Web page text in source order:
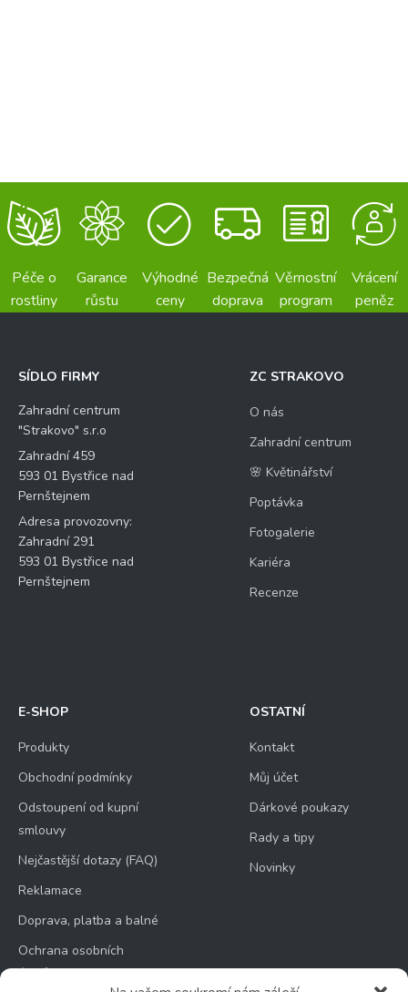
Péče o
rostliny
Garance
růstu
Výhodné
ceny
Bezpečná
doprava
Věrnostní
program
Vrácení
peněz
SÍDLO FIRMY
Zahradní centrum
"Strakovo" s.r.o
Zahradní 459
593 01 Bystřice nad
Pernštejnem
Adresa provozovny:
Zahradní 291
593 01 Bystřice nad
Pernštejnem
ZC STRAKOVO
O nás
Zahradní centrum
🌸 Květinářství
Poptávka
Fotogalerie
Kariéra
Recenze
E-SHOP
Produkty
Obchodní podmínky
Odstoupení od kupní
smlouvy
Nejčastější dotazy (FAQ)
Reklamace
Doprava, platba a balné
Ochrana osobních
údajů
OSTATNÍ
Kontakt
Můj účet
Dárkové poukazy
Rady a tipy
Novinky